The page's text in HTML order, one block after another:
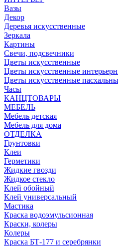
Вазы
Декор
Деревья искусственные
Зеркала
Картины
Свечи, подсвечники
Цветы искусственные
Цветы искусственные
Цветы искусственные
Часы
КАНЦТОВАРЫ
МЕБЕЛЬ
Мебель детская
Мебель для дома
ОТДЕЛКА
Грунтовки
Клеи
Герметики
Жидкие гвозди
Жидкое стекло
Клей обойный
Клей универсальный
Мастика
Краска водоэмульсионная
Краски, колеры
Колеры
Краска БТ-177 и серебрянки